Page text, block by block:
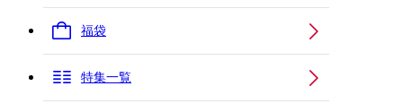
福袋
特集一覧